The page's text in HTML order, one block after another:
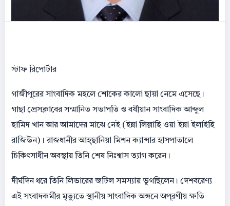
স্টাফ রিপোর্টার
​গাজীপুরের সাংবাদিক মহলে শোকের কালো ছায়া নেমে এসেছে।
গাছা প্রেসক্লাবের সম্মানিত সভাপতি ও বর্ষীয়ান সাংবাদিক আব্দুল
হামিদ খান আর আমাদের মাঝে নেই (ইন্না লিল্লাহি ওয়া ইন্না ইলাইহি
রাজিউন)। রাজধানীর আহ্ছানিয়া মিশন ক্যান্সার হাসপাতালে
চিকিৎসাধীন অবস্থায় তিনি শেষ নিঃশ্বাস ত্যাগ করেন।
​দীর্ঘদিন ধরে তিনি লিভারের জটিল সমস্যায় ভুগছিলেন। দেশবরেণ্য
এই সংবাদকর্মীর মৃত্যুতে স্থানীয় সাংবাদিক অঙ্গনে অপূরণীয় ক্ষতি